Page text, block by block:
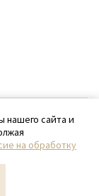
нашего сайта и
на обработку